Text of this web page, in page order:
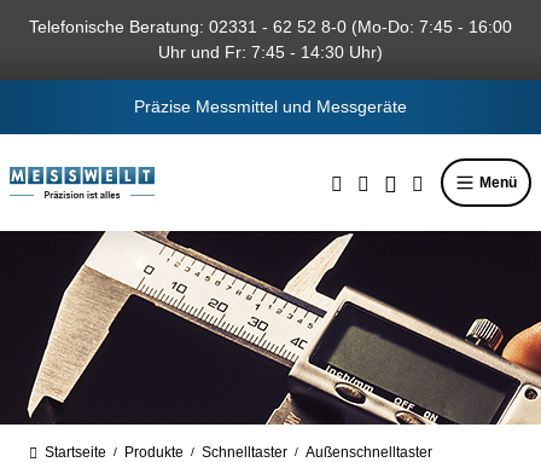
springen
Telefonische Beratung: 02331 - 62 52 8-0 (Mo-Do: 7:45 - 16:00
Uhr und Fr: 7:45 - 14:30 Uhr)
Präzise Messmittel und Messgeräte
Menü
Startseite / Produkte / Schnelltaster / Außenschnelltaster